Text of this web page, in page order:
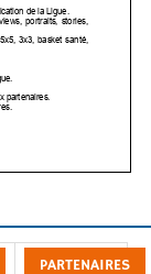
PARTENAIRES